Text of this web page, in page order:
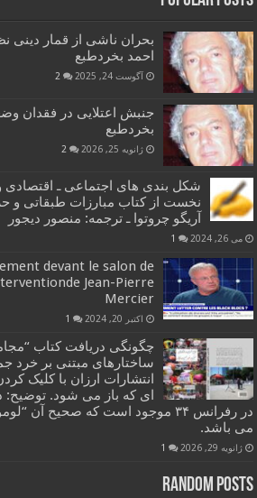
بحران ناشی از قمار دینی
احمد بخردطبع
آگوست 24, 2025 2
جنبش اعتلایی در فقدان
بخردطبع
ژانویه 25, 2026 2
شکل بندی های اجتماعی ـ
آریگو چروتوا ـ ترجمه: منصور دیجور
می 26, 2024 1
devant le salon de
Jean-Pierre
Mercier
اکتبر 20, 2024 1
چگونگی دریافت کتاب
ساختارهای مبتنی بر خرد
انتشارات ارزان با کلیک
می باشد.
ژانویه 29, 2026 1
Random Posts